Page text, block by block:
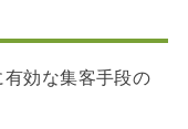
効な集客手段の